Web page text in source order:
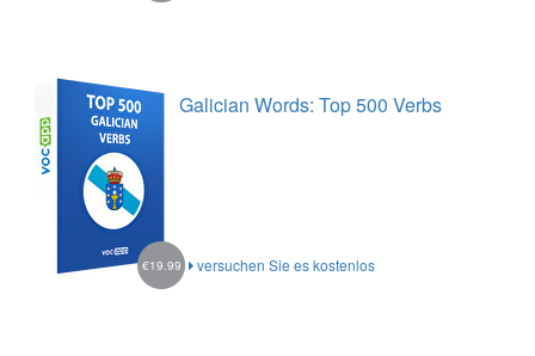
Galician Words: Top 500 Verbs
versuchen Sie es kostenlos
€19.99